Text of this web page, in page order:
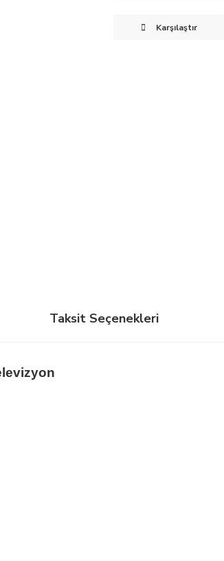
Karşılaştır
Taksit Seçenekleri